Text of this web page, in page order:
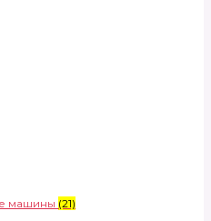
машины (21)